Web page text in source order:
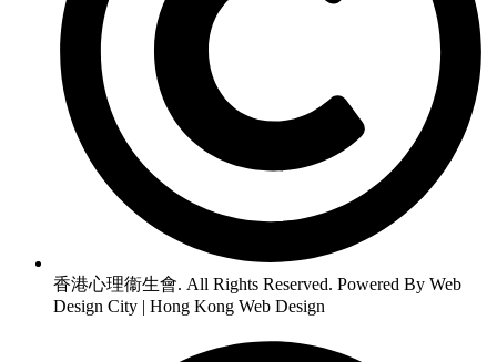
香港心理衞生會. All Rights Reserved. Powered By Web
Design City | Hong Kong Web Design